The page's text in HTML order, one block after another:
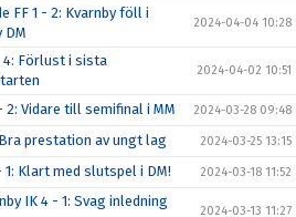
FF 1 - 2: Kvarnby föll i
2024-04-04 10:28
4: Förlust i sista
2024-04-02 10:51
2: Vidare till semifinal i MM 2024-03-28 09:48
prestation av ungt lag 2024-03-25 13:15
1: Klart med slutspel i DM! 2024-03-18 11:52
IK 4 - 1: Svag inledning
2024-03-13 11:27